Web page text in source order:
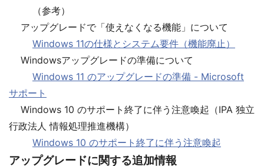
（参考）
アップグレードで「使えなくなる機能」について
Windows 11の仕様とシステム要件（機能廃止）
Windowsアップグレードの準備について
Windows 11 のアップグレードの準備 - Microsoft
サポート
Windows 10 のサポート終了に伴う注意喚起（IPA 独立
行政法人 情報処理推進機構）
Windows 10 のサポート終了に伴う注意喚起
アップグレードに関する追加情報